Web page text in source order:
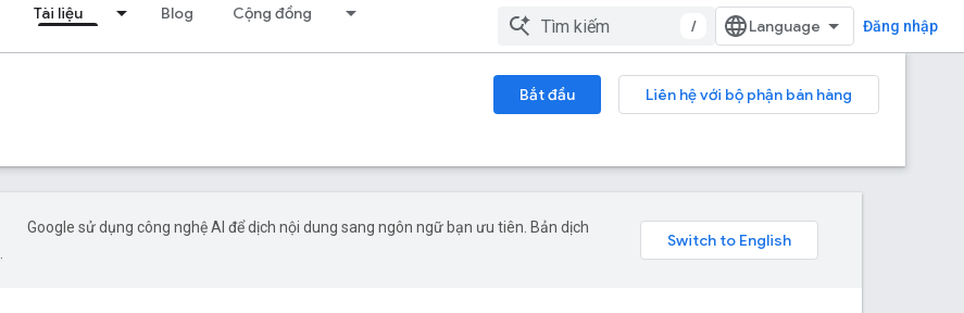
Tài liệu Blog Cộng đồng
/ Đăng nhập
Bắt đầu
Liên hệ với bộ phận bán hàng
Google sử dụng công nghệ AI để dịch nội dung sang ngôn ngữ bạn ưu tiên. Bản dịch